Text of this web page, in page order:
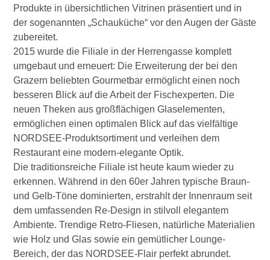
Produkte in übersichtlichen Vitrinen präsentiert und in
der sogenannten „Schauküche“ vor den Augen der Gäste
zubereitet.
2015 wurde die Filiale in der Herrengasse komplett
umgebaut und erneuert: Die Erweiterung der bei den
Grazern beliebten Gourmetbar ermöglicht einen noch
besseren Blick auf die Arbeit der Fischexperten. Die
neuen Theken aus großflächigen Glaselementen,
ermöglichen einen optimalen Blick auf das vielfältige
NORDSEE-Produktsortiment und verleihen dem
Restaurant eine modern-elegante Optik.
Die traditionsreiche Filiale ist heute kaum wieder zu
erkennen. Während in den 60er Jahren typische Braun-
und Gelb-Töne dominierten, erstrahlt der Innenraum seit
dem umfassenden Re-Design in stilvoll elegantem
Ambiente. Trendige Retro-Fliesen, natürliche Materialien
wie Holz und Glas sowie ein gemütlicher Lounge-
Bereich, der das NORDSEE-Flair perfekt abrundet.